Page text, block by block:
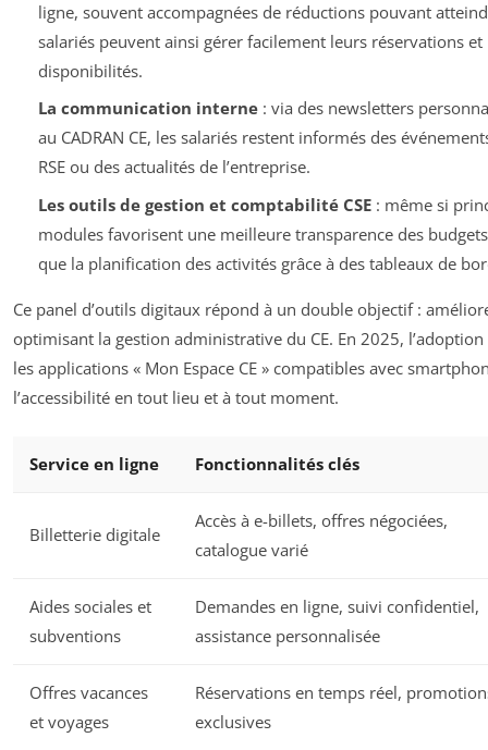
ligne, souvent accompagnées de réductions pouvant
salariés peuvent ainsi gérer facilement leurs réservations
disponibilités.
La communication interne: via des newsletters
au CADRAN CE, les salariés restent informés des
RSE ou des actualités de l’entreprise.
Les outils de gestion et comptabilité CSE: même si
modules favorisent une meilleure transparence des
que la planification des activités grâce à des tableaux de
Ce panel d’outils digitaux répond à un double objectif :
optimisant la gestion administrative du CE. En 2025,
les applications « Mon Espace CE » compatibles avec
l’accessibilité en tout lieu et à tout moment.
Service en ligne Fonctionnalités clés
Billetterie digitale
Accès à e-billets, offres négociées,
catalogue varié
Aides sociales et
subventions
Demandes en ligne, suivi confidentiel,
assistance personnalisée
Offres vacances
et voyages
Réservations en temps réel,
exclusives